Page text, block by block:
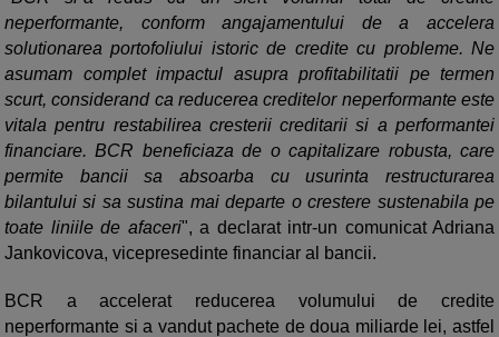
neperformante, conform angajamentului de a accelera
solutionarea portofoliului istoric de credite cu probleme. Ne
asumam complet impactul asupra profitabilitatii pe termen
scurt, considerand ca reducerea creditelor neperformante este
vitala pentru restabilirea cresterii creditarii si a performantei
financiare. BCR beneficiaza de o capitalizare robusta, care
permite bancii sa absoarba cu usurinta restructurarea
bilantului si sa sustina mai departe o crestere sustenabila pe
toate liniile de afaceri", a declarat intr-un comunicat Adriana
Jankovicova, vicepresedinte financiar al bancii.
BCR a accelerat reducerea volumului de credite
neperformante si a vandut pachete de doua miliarde lei, astfel